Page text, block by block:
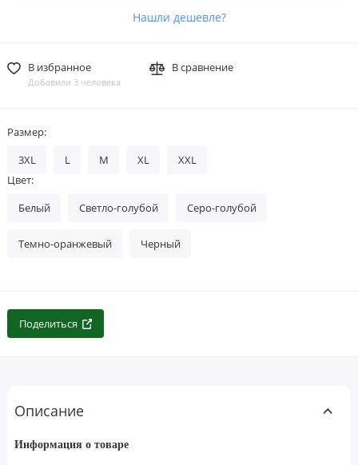
Нашли дешевле?
В избранное
Добавили 3 человека
В сравнение
Размер:
3XL L M XL
XXL
Цвет:
Белый Светло-голубой Серо-голубой
Темно-оранжевый Черный
Поделиться
Описание
Информация о товаре